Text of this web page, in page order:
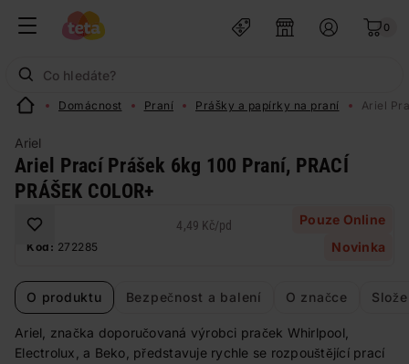
0
Domácnost Praní Prášky a papírky na praní Ariel
Ariel
Ariel Prací Prášek 6kg 100 Praní, PRACÍ
PRÁŠEK COLOR+
Pouze Online
Novinka
4,49 Kč/pd
Kód: 272285
O produktu Bezpečnost a balení O značce
Ariel, značka doporučovaná výrobci praček Whirlpool,
Electrolux, a Beko, představuje rychle se rozpouštějící prací